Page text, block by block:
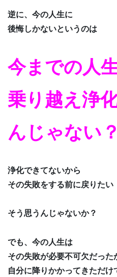
逆に、今の人生に
後悔しかないというのは
今までの人
乗り越え浄
んじゃない？
浄化できてないから
その失敗をする前に戻りたい
そう思うんじゃないか？
でも、今の人生は
その失敗が必要不可欠だった
自分に降りかかってきただけ